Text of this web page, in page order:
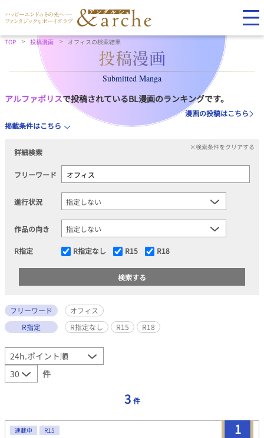
TOP 投稿漫画 オフィスの検索結果
Submitted Manga
アルファポリスで投稿されているBL漫画のランキングです。
漫画の投稿はこちら
掲載条件はこちら
詳細検索
×検索条件をクリアする
フリーワード
進行状況
作品の向き
R指定 R指定なし R15 R18
フリーワード
オフィス
R指定
R指定なし R15 R18
件
3 件
1
連載中 R15